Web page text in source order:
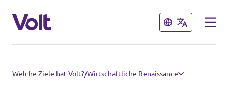
Schließen
Volt in Deutschland
Schließen
Welche Ziele hat Volt?/Wirtschaftliche Renaissance